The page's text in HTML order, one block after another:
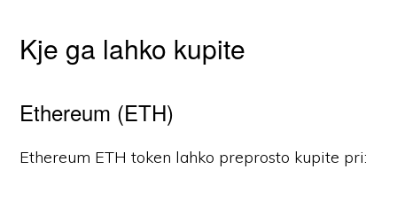
Kje ga lahko kupite
Ethereum (ETH)
Ethereum ETH token lahko preprosto kupite pri: